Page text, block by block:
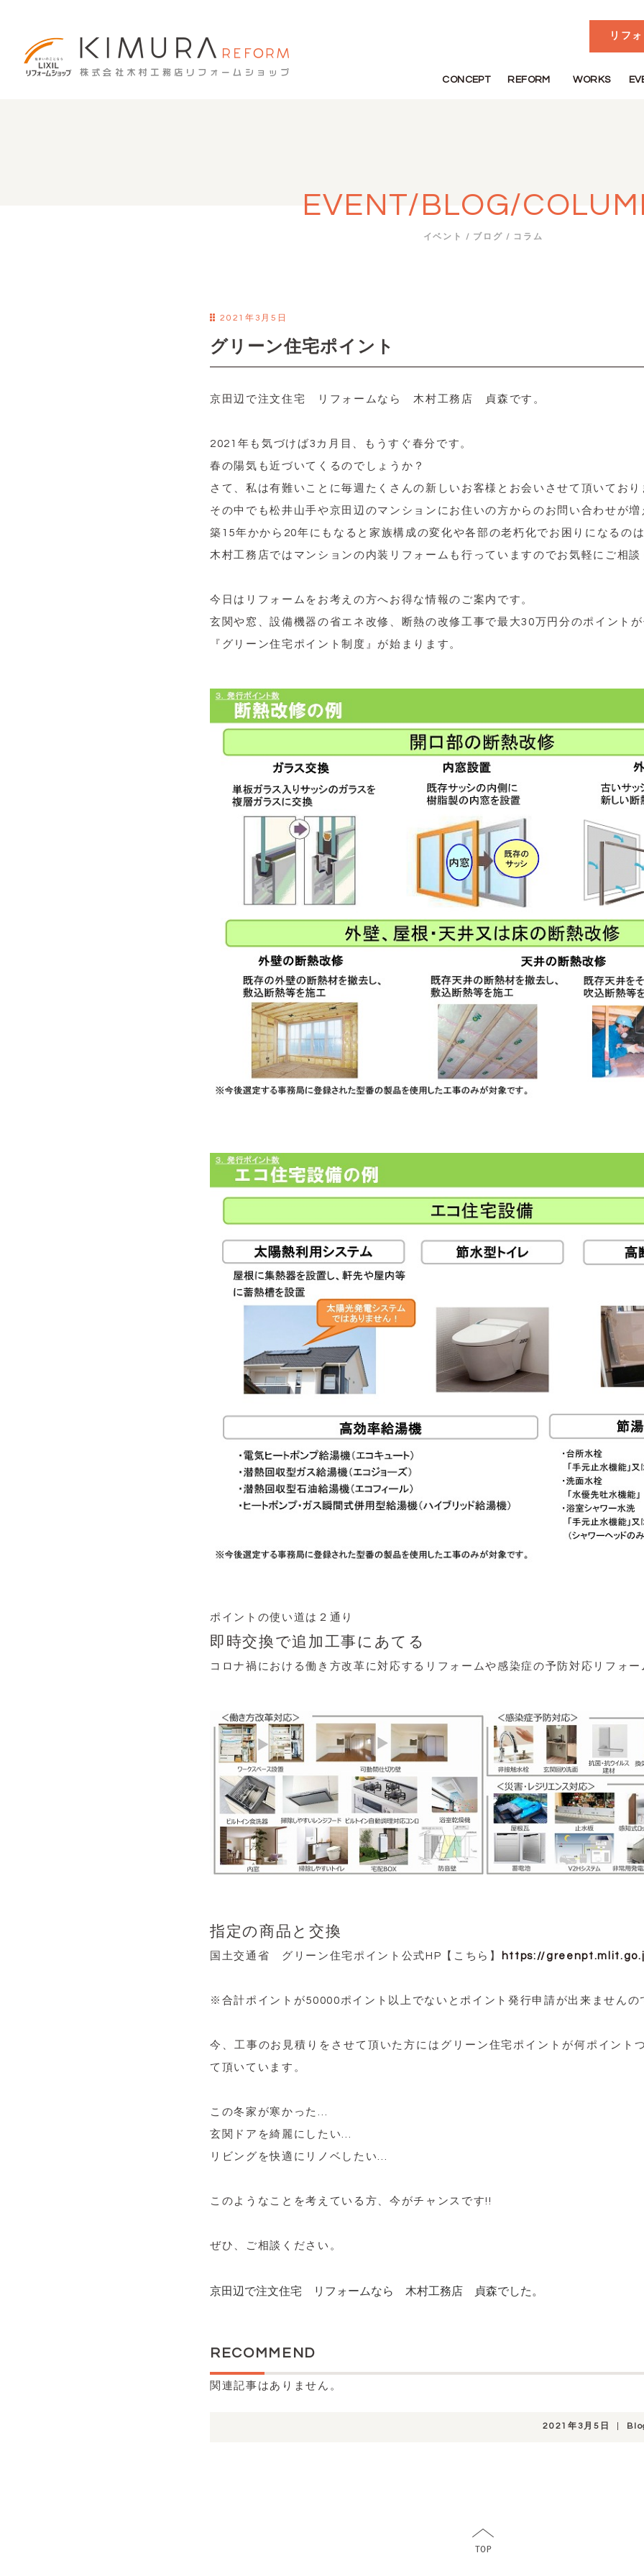
リフ
CONCEPT REFORM WORKS
EVENT/BLOG/
イベント / ブログ / コラム
2021年3月5日
グリーン住宅ポイント
京田辺で注文住宅 リフォームなら 木村工務店 貞森です。
2021年も気づけば3カ月目、もうすぐ春分です。
春の陽気も近づいてくるのでしょうか？
さて、私は有難いことに毎週たくさんの新しいお客様とお会いさせて頂いており
その中でも松井山手や京田辺のマンションにお住いの方からのお問い合わせが
築15年かから20年にもなると家族構成の変化や各部の老朽化でお困りになるの
木村工務店ではマンションの内装リフォームも行っていますのでお気軽にご相談
今日はリフォームをお考えの方へお得な情報のご案内です。
玄関や窓、設備機器の省エネ改修、断熱の改修工事で最大30万円分のポイント
『グリーン住宅ポイント制度』が始まります。
ポイントの使い道は２通り
即時交換で追加工事にあてる
コロナ禍における働き方改革に対応するリフォームや感染症の予防対応リフォー
指定の商品と交換
国土交通省 グリーン住宅ポイント公式HP【こちら】 https://
※合計ポイントが50000ポイント以上でないとポイント発行申請が出来ませんの
今、工事のお見積りをさせて頂いた方にはグリーン住宅ポイントが何ポイント
て頂いています。
この冬家が寒かった…
玄関ドアを綺麗にしたい…
リビングを快適にリノベしたい…
このようなことを考えている方、今がチャンスです!!
ぜひ、ご相談ください。
京田辺で注文住宅 リフォームなら 木村工務店 貞森でした。
RECOMMEND
関連記事はありません。
2021年3月5日